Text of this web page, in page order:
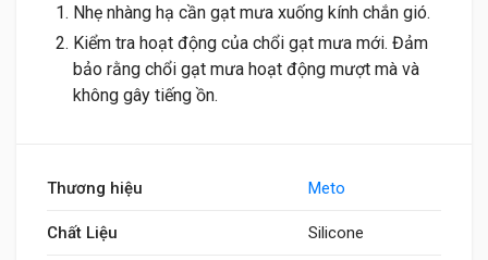
Nhẹ nhàng hạ cần gạt mưa xuống kính chắn gió.
Kiểm tra hoạt động của chổi gạt mưa mới. Đảm
bảo rằng chổi gạt mưa hoạt động mượt mà và
không gây tiếng ồn.
Thương hiệu Meto
Chất Liệu Silicone